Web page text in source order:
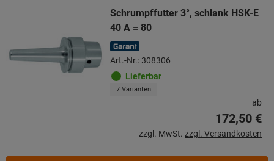
Schrumpffutter 3°, schlank HSK-E
40 A = 80
Art.-Nr.: 308306
Lieferbar
7 Varianten
ab
172,50 €
zzgl. MwSt. zzgl. Versandkosten